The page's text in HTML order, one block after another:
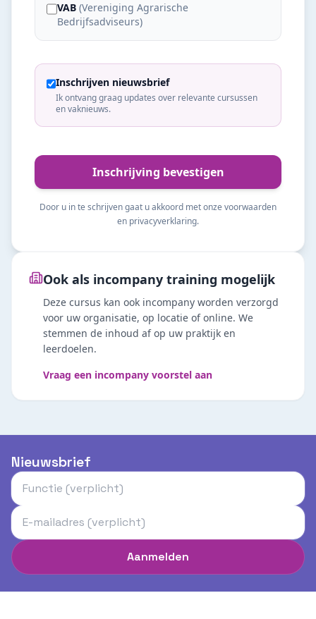
VAB (Vereniging Agrarische
Bedrijfsadviseurs)
Inschrijven nieuwsbrief
Ik ontvang graag updates over relevante cursussen
en vaknieuws.
Inschrijving bevestigen
Door u in te schrijven gaat u akkoord met onze voorwaarden
en privacyverklaring.
Ook als incompany training mogelijk
Deze cursus kan ook incompany worden verzorgd
voor uw organisatie, op locatie of online. We
stemmen de inhoud af op uw praktijk en
leerdoelen.
Vraag een incompany voorstel aan
Nieuwsbrief
Aanmelden